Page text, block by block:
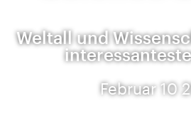
Weltall und
Februar 10